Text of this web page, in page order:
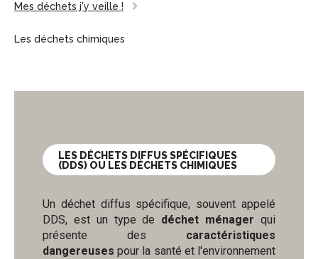
Mes déchets j'y veille !
Les déchets chimiques
LES DÉCHETS DIFFUS SPÉCIFIQUES
(DDS) OU LES DÉCHETS CHIMIQUES
Un déchet diffus spécifique, souvent appelé
DDS, est un type de déchet ménager qui
présente des caractéristiques
dangereuses pour la santé et l'environnement